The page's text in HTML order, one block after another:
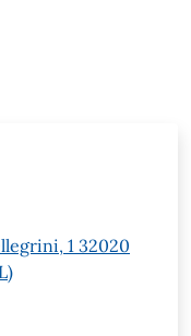
1 32020